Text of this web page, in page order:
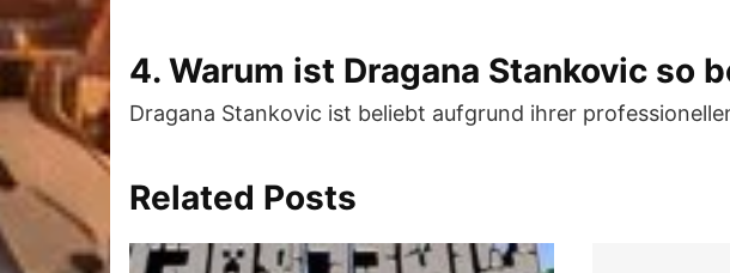
4. Warum ist Dragana Stankovic so
Dragana Stankovic ist beliebt aufgrund ihrer
Related Posts